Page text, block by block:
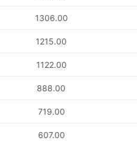
1306.00
1215.00
1122.00
888.00
719.00
607.00